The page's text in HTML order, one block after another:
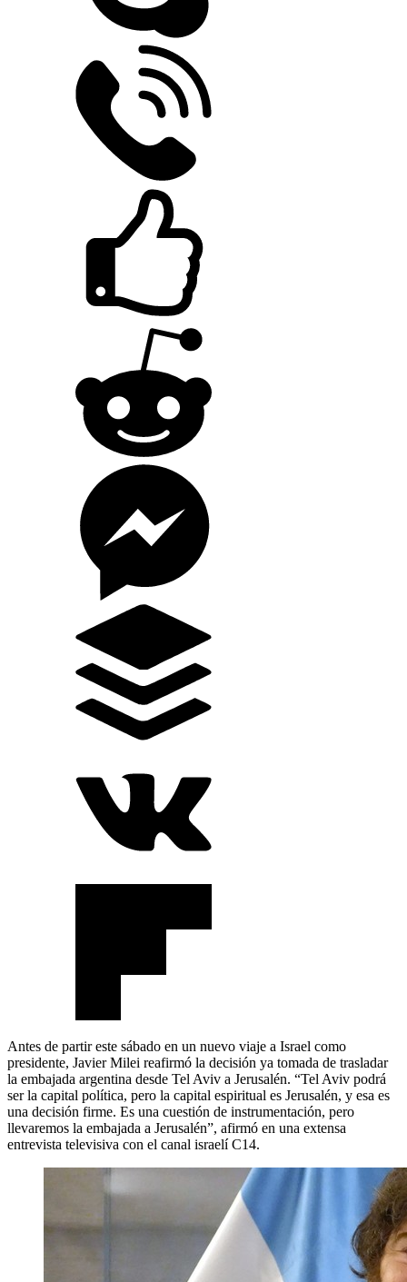
Antes de partir este sábado en un nuevo viaje a Israel como
presidente, Javier Milei reafirmó la decisión ya tomada de trasladar
la embajada argentina desde Tel Aviv a Jerusalén. “Tel Aviv podrá
ser la capital política, pero la capital espiritual es Jerusalén, y esa es
una decisión firme. Es una cuestión de instrumentación, pero
llevaremos la embajada a Jerusalén”, afirmó en una extensa
entrevista televisiva con el canal israelí C14.